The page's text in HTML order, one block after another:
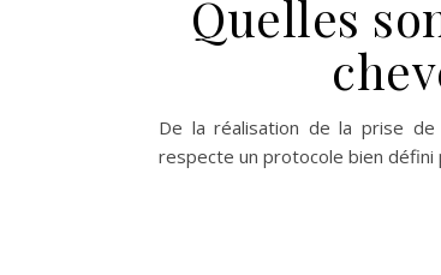
Quelles
De la réalisation de la prise de
respecte un protocole bien